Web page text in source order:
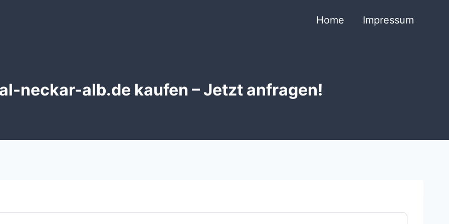
Home Impressum
neckar-alb.de kaufen – Jetzt anfragen!